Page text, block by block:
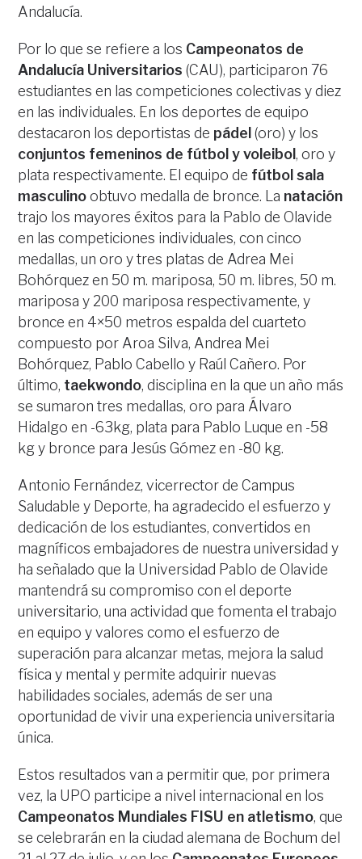
Andalucía.
Por lo que se refiere a los Campeonatos de
Andalucía Universitarios (CAU), participaron 76
estudiantes en las competiciones colectivas y diez
en las individuales. En los deportes de equipo
destacaron los deportistas de pádel(oro) y los
conjuntos femeninos de fútbol y voleibol, oro y
plata respectivamente. El equipo de fútbol sala
masculinoobtuvo medalla de bronce. La natación
trajo los mayores éxitos para la Pablo de Olavide
en las competiciones individuales, con cinco
medallas, un oro y tres platas de Adrea Mei
Bohórquez en 50 m. mariposa, 50 m. libres, 50 m.
mariposa y 200 mariposa respectivamente, y
bronce en 4×50 metros espalda del cuarteto
compuesto por Aroa Silva, Andrea Mei
Bohórquez, Pablo Cabello y Raúl Cañero. Por
último, taekwondo, disciplina en la que un año más
se sumaron tres medallas, oro para Álvaro
Hidalgo en -63kg, plata para Pablo Luque en -58
kg y bronce para Jesús Gómez en -80 kg.
Antonio Fernández, vicerrector de Campus
Saludable y Deporte, ha agradecido el esfuerzo y
dedicación de los estudiantes, convertidos en
magníficos embajadores de nuestra universidad y
ha señalado que la Universidad Pablo de Olavide
mantendrá su compromiso con el deporte
universitario, una actividad que fomenta el trabajo
en equipo y valores como el esfuerzo de
superación para alcanzar metas, mejora la salud
física y mental y permite adquirir nuevas
habilidades sociales, además de ser una
oportunidad de vivir una experiencia universitaria
única.
Estos resultados van a permitir que, por primera
vez, la UPO participe a nivel internacional en los
Campeonatos Mundiales FISU en atletismo, que
se celebrarán en la ciudad alemana de Bochum del